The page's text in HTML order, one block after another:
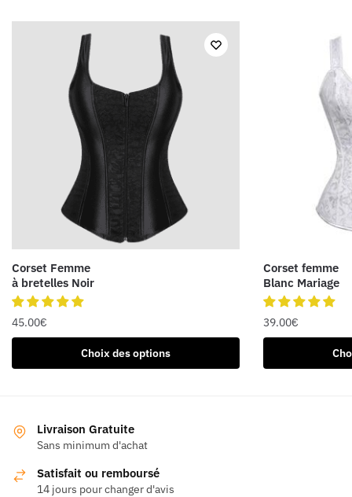
Corset Femme
à bretelles Noir
45.00€
Choix des options
produit
variations.
Les
peuvent
Corset femme
Blanc Mariage
39.00€
produit
Livraison Gratuite
Sans minimum d'achat
Satisfait ou remboursé
14 jours pour changer d'avis